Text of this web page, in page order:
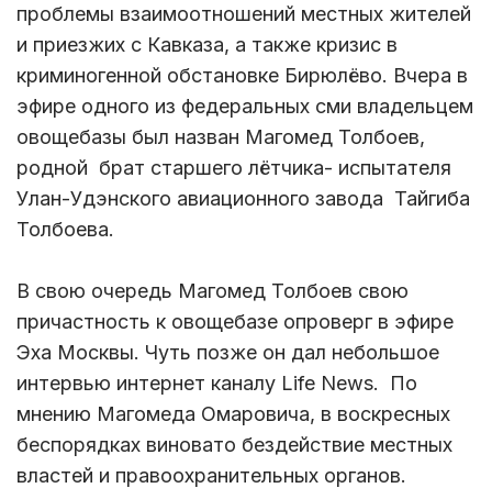
проблемы взаимоотношений местных жителей
и приезжих с Кавказа, а также кризис в
криминогенной обстановке Бирюлёво. Вчера в
эфире одного из федеральных сми владельцем
овощебазы был назван Магомед Толбоев,
родной брат старшего лётчика- испытателя
Улан-Удэнского авиационного завода Тайгиба
Толбоева.
В свою очередь Магомед Толбоев свою
причастность к овощебазе опроверг в эфире
Эха Москвы. Чуть позже он дал небольшое
интервью интернет каналу Life News. По
мнению Магомеда Омаровича, в воскресных
беспорядках виновато бездействие местных
властей и правоохранительных органов.